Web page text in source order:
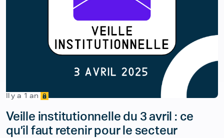
Il y a 1 an
Veille institutionnelle du 3 avril : ce
qu’il faut retenir pour le secteur